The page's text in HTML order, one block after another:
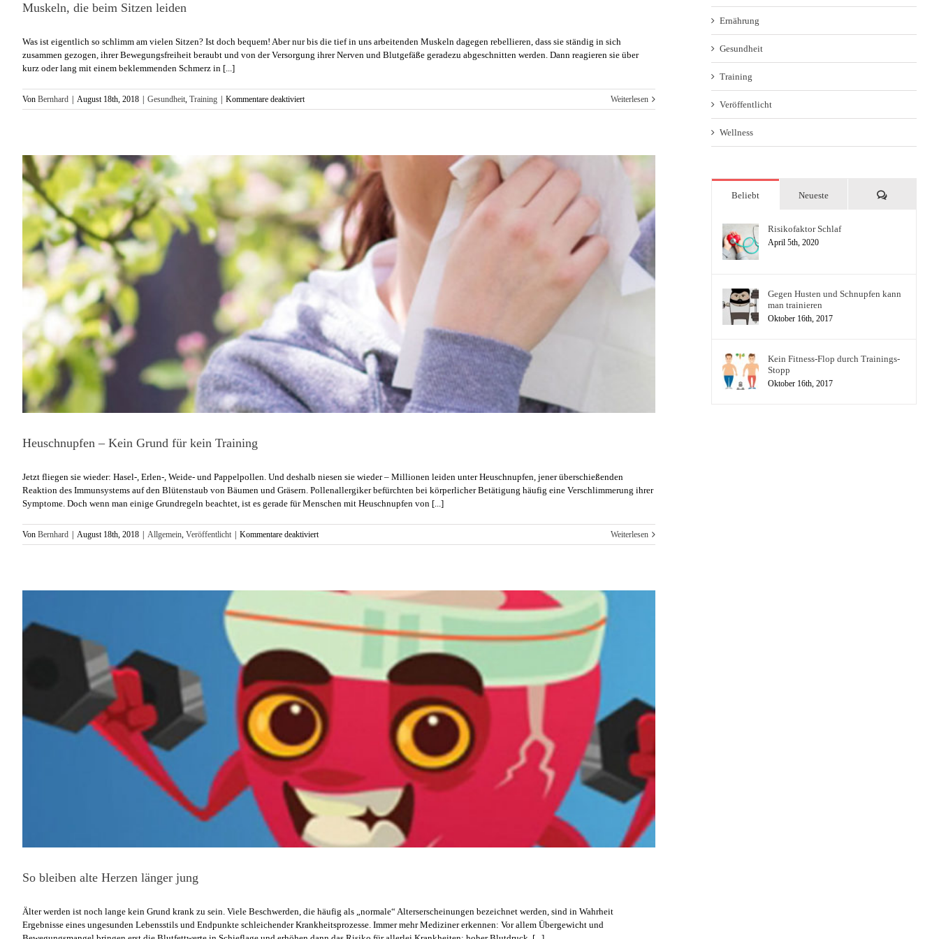
Muskeln, die beim Sitzen leiden
Was ist eigentlich so schlimm am vielen Sitzen? Ist doch bequem! Aber nur bis die tief in uns arbeitenden Muskeln dagegen rebellieren, dass sie ständig in sich
zusammen gezogen, ihrer Bewegungsfreiheit beraubt und von der Versorgung ihrer Nerven und Blutgefäße geradezu abgeschnitten werden. Dann reagieren sie über
kurz oder lang mit einem beklemmenden Schmerz in [...]
Von Bernhard August 18th, 2018 Gesundheit, Training Kommentare deaktiviertfür
Muskeln,
leiden
Weiterlesen
Heuschnupfen – Kein Grund für kein Training
Jetzt fliegen sie wieder: Hasel-, Erlen-, Weide- und Pappelpollen. Und deshalb niesen sie wieder – Millionen leiden unter Heuschnupfen, jener überschießenden
Reaktion des Immunsystems auf den Blütenstaub von Bäumen und Gräsern. Pollenallergiker befürchten bei körperlicher Betätigung häufig eine Verschlimmerung ihrer
Symptome. Doch wenn man einige Grundregeln beachtet, ist es gerade für Menschen mit Heuschnupfen von [...]
Von Bernhard | August 18th, 2018 | Allgemein Veröffentlicht | Kommentare deaktiviertfür
Heuschnupfen
Training
Weiterlesen
So bleiben alte Herzen länger jung
Älter werden ist noch lange kein Grund krank zu sein. Viele Beschwerden, die häufig als „normale“ Alterserscheinungen bezeichnet werden, sind in Wahrheit
Ergebnisse eines ungesunden Lebensstils und Endpunkte schleichender Krankheitsprozesse. Immer mehr Mediziner erkennen: Vor allem Übergewicht und
Ernährung
Gesundheit
Training
Veröffentlicht
Wellness
Beliebt Neueste Kommentare
Risikofaktor Schlaf
April 5th, 2020
Gegen Husten und Schnupfen kann
man trainieren
Oktober 16th, 2017
Kein Fitness-Flop durch Trainings-
Stopp
Oktober 16th, 2017